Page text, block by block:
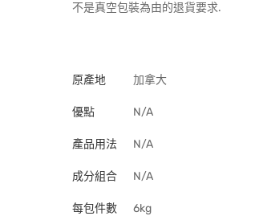
不是真空包裝為由的退貨要求.
原產地 加拿大
優點 N/A
產品用法 N/A
成分組合 N/A
每包件數 6kg